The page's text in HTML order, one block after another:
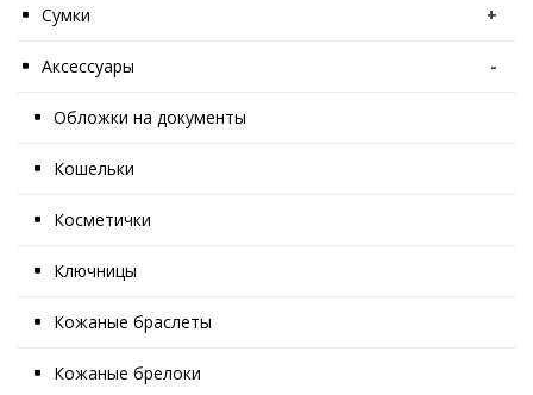
Сумки +
Аксессуары -
Обложки на документы
Кошельки
Косметички
Ключницы
Кожаные браслеты
Кожаные брелоки